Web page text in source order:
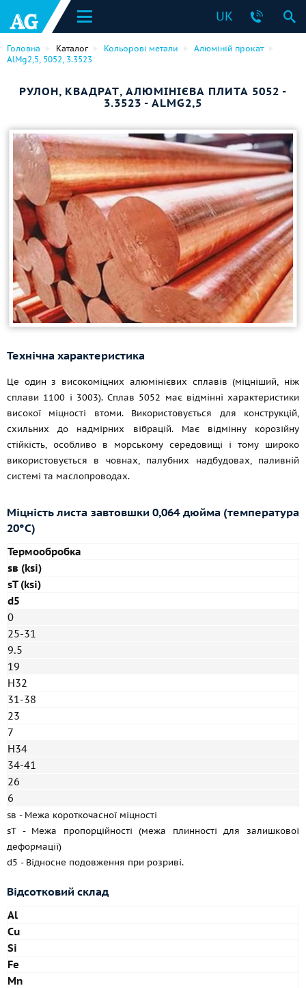
UK
Головна Каталог Кольорові метали
Алюміній прокат
AlMg2,5, 5052, 3.3523
РУЛОН, КВАДРАТ, АЛЮМІНІЄВА ПЛИТА 5052 -
3.3523 - ALMG2,5
Технічна характеристика
Це один з високоміцних алюмінієвих сплавів (міцніший, ніж
сплави 1100 і 3003). Сплав 5052 має відмінні характеристики
високої міцності втоми. Використовується для конструкцій,
схильних до надмірних вібрацій. Має відмінну корозійну
стійкість, особливо в морському середовищі і тому широко
використовується в човнах, палубних надбудовах, паливній
системі та маслопроводах.
Міцність листа завтовшки 0,064 дюйма (температура
20°С)
Термообробка
sв (ksi)
sT (ksi)
d5
0
25-31
9.5
19
H32
31-38
23
7
H34
34-41
26
6
sв - Межа короткочасної міцності
sT - Межа пропорційності (межа плинності для залишкової
деформації)
d5 - Відносне подовження при розриві.
Відсотковий склад
Al
Cu
Si
Fe
Mn